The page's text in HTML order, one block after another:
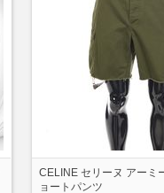
CELINE セリーヌ アーミ
ョートパンツ